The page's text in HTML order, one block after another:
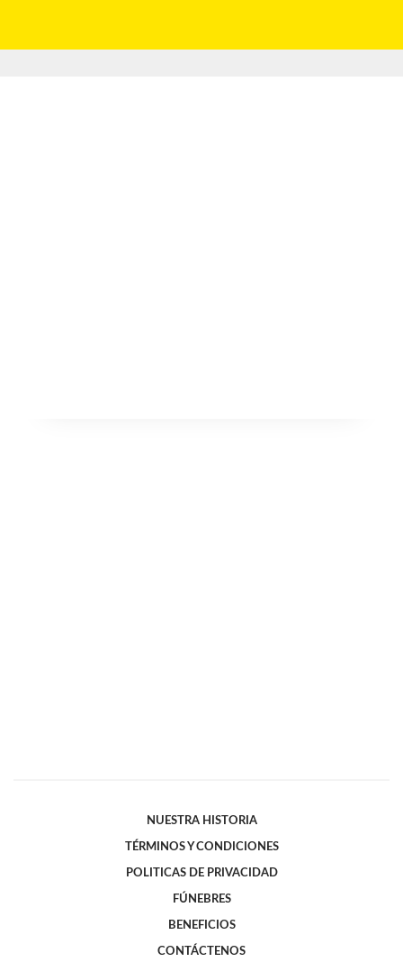
NUESTRA HISTORIA
TÉRMINOS Y CONDICIONES
POLITICAS DE PRIVACIDAD
FÚNEBRES
BENEFICIOS
CONTÁCTENOS